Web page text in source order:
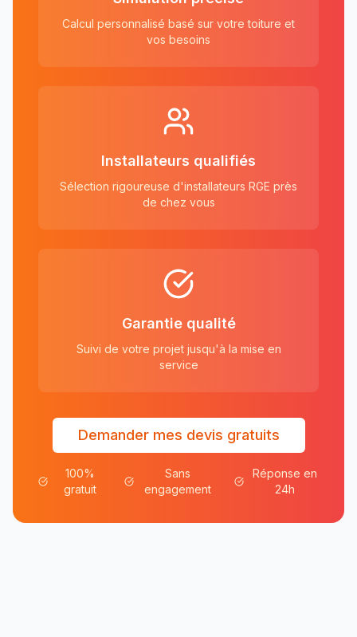
Calcul personnalisé basé sur votre toiture et
vos besoins
Installateurs qualifiés
Sélection rigoureuse d'installateurs RGE près
de chez vous
Garantie qualité
Suivi de votre projet jusqu'à la mise en
service
Demander mes devis gratuits
100%
gratuit
Sans
engagement
Réponse en
24h